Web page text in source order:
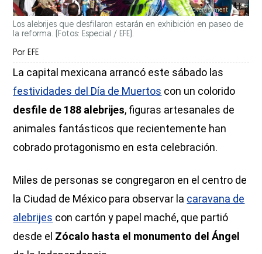
Los alebrijes que desfilaron estarán en exhibición en paseo de
la reforma. (Fotos: Especial / EFE).
Por EFE
La capital mexicana arrancó este sábado las
festividades del Día de Muertos con un colorido
desfile de 188 alebrijes, figuras artesanales de
animales fantásticos que recientemente han
cobrado protagonismo en esta celebración.
Miles de personas se congregaron en el centro de
la Ciudad de México para observar la caravana de
alebrijes con cartón y papel maché, que partió
desde el Zócalo hasta el monumento del Ángel